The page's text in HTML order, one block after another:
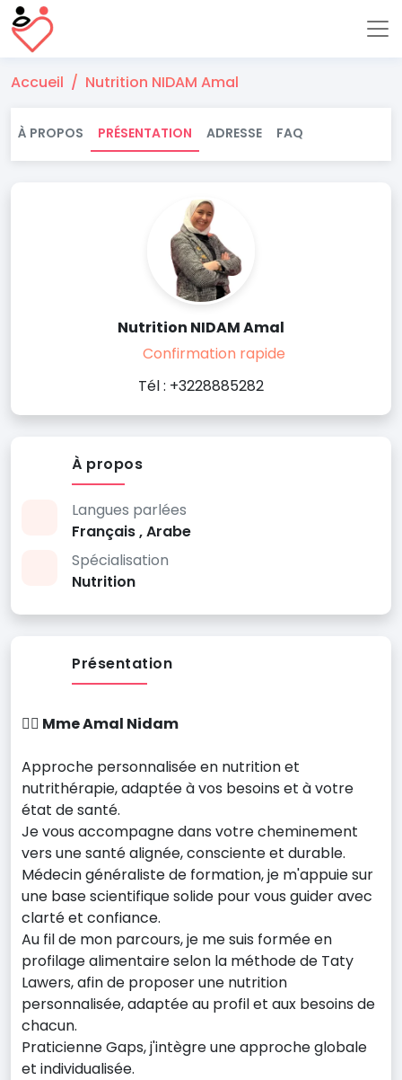
Accueil Nutrition NIDAM Amal
À PROPOS PRÉSENTATION ADRESSE FAQ
Nutrition NIDAM Amal
Confirmation rapide
Tél : +3228885282
À propos
Langues parlées
Français , Arabe
Spécialisation
Nutrition
Présentation
👩‍⚕️ Mme Amal Nidam
Approche personnalisée en nutrition et
nutrithérapie, adaptée à vos besoins et à votre
état de santé.
Je vous accompagne dans votre cheminement
vers une santé alignée, consciente et durable.
Médecin généraliste de formation, je m'appuie sur
une base scientifique solide pour vous guider avec
clarté et confiance.
Au fil de mon parcours, je me suis formée en
profilage alimentaire selon la méthode de Taty
Lawers, afin de proposer une nutrition
personnalisée, adaptée au profil et aux besoins de
chacun.
Praticienne Gaps, j'intègre une approche globale
et individualisée.